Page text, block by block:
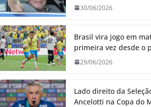
30/06/2026
Brasil vira jogo em
primeira vez desde o
29/06/2026
Lado direito da
Ancelotti na Copa do